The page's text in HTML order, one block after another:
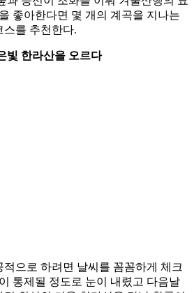
좋아한다면 몇 개의 계곡을 지나는
스를 추천한다.
빛 한라산을 오르다
으로 하려면 날씨를 꼼꼼하게 체크
통제될 정도로 눈이 내렸고 다음날